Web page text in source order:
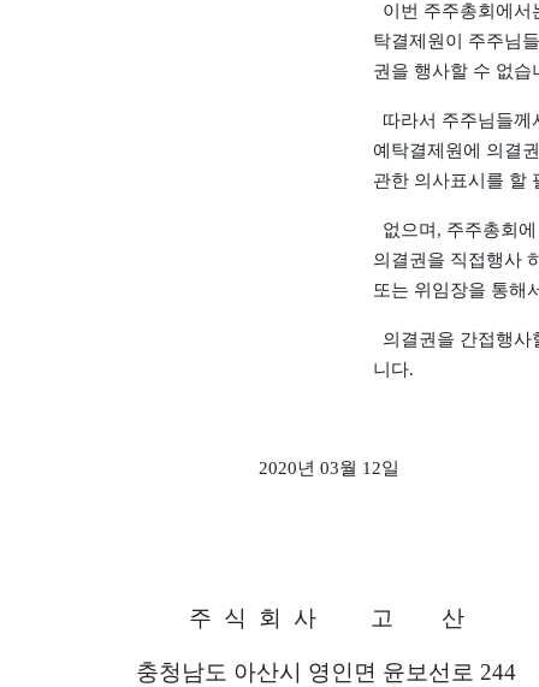
이번 주주총회에서
탁결제원이 주주님
권을 행사할 수 없습
따라서 주주님들께
예탁결제원에 의결
관한 의사표시를 할
없으며, 주주총회
의결권을 직접행사
또는 위임장을 통해
의결권을 간접행사
니다.
2020년 03월 12일
주 식 회 사 고 산
충청남도 아산시 영인면 윤보선로 244